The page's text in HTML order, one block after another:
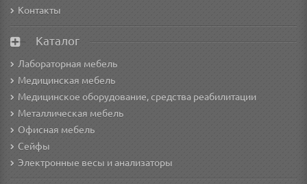
Контакты
Каталог
Лабораторная мебель
Медицинская мебель
Медицинское оборудование, средства реабилитации
Металлическая мебель
Офисная мебель
Сейфы
Электронные весы и анализаторы